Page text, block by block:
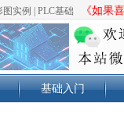
图实例 PLC基础 《如果
基础入门